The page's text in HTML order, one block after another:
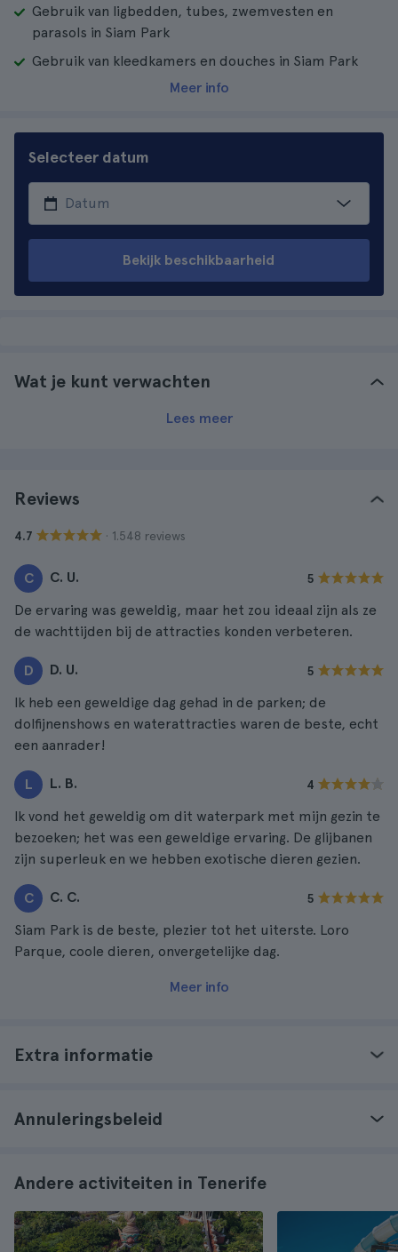
Gebruik van ligbedden, tubes, zwemvesten en
parasols in Siam Park
Gebruik van kleedkamers en douches in Siam Park
Meer info
Selecteer datum
Bekijk beschikbaarheid
Wat je kunt verwachten
Lees meer
Reviews
4.7 · 1.548 reviews
C C. U. 5
De ervaring was geweldig, maar het zou ideaal zijn als ze
de wachttijden bij de attracties konden verbeteren.
D D. U. 5
Ik heb een geweldige dag gehad in de parken; de
dolfijnenshows en waterattracties waren de beste, echt
een aanrader!
L L. B. 4
Ik vond het geweldig om dit waterpark met mijn gezin te
bezoeken; het was een geweldige ervaring. De glijbanen
zijn superleuk en we hebben exotische dieren gezien.
C C. C. 5
Siam Park is de beste, plezier tot het uiterste. Loro
Parque, coole dieren, onvergetelijke dag.
Meer info
Extra informatie
Annuleringsbeleid
Andere activiteiten in Tenerife